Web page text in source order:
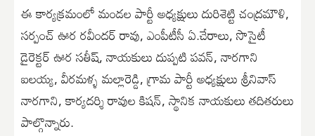
ఈ కార్యక్రమంలో మండల పార్టీ అధ్యక్షులు దురిశెట్టి చంద్రమౌళి,
సర్పంచ్ ఊర రవీందర్ రావు, ఎంపీటీసీ ఏ.చేరాలు, సొసైటీ
డైరెక్టర్ ఊర సతీష్, నాయకులు దుప్పటి పవన్, నారగాని
ఐలయ్య, వీరమళ్ళ మల్లారెడ్డి, గ్రామ పార్టీ అధ్యక్షులు శ్రీనివాస్
నారగాని, కార్యదర్శి రావుల కిషన్, స్థానిక నాయకులు తదితరులు
పాల్గొన్నారు.